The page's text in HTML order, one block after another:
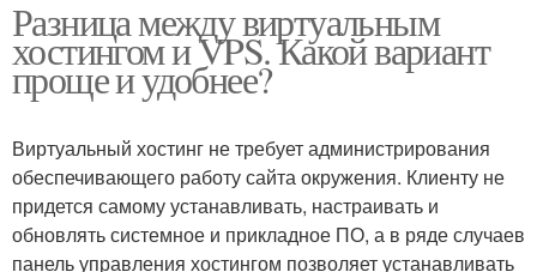
Разница между виртуальным
хостингом и VPS. Какой вариант
проще и удобнее?
Виртуальный хостинг не требует администрирования
обеспечивающего работу сайта окружения. Клиенту не
придется самому устанавливать, настраивать и
обновлять системное и прикладное ПО, а в ряде случаев
панель управления хостингом позволяет устанавливать